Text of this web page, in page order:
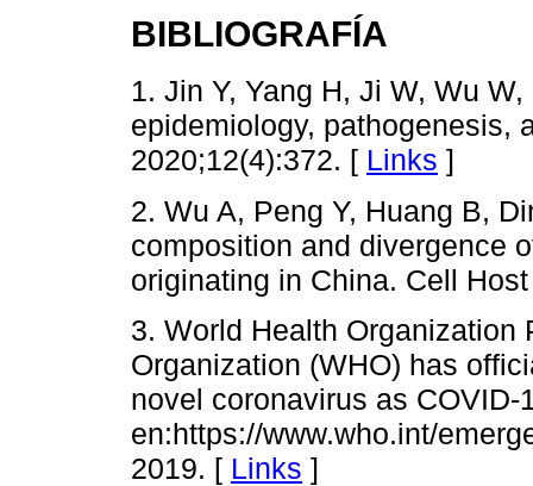
BIBLIOGRAFÍA
1. Jin Y, Yang H, Ji W, Wu
epidemiology, pathogenesis,
2020;12(4):372. [ Links ]
2. Wu A, Peng Y, Huang B,
composition and divergence
originating in China. Cell
3. World Health Organization
Organization (WHO) has
novel coronavirus as COVID-
en:https://www.who.int/
2019. [ Links ]